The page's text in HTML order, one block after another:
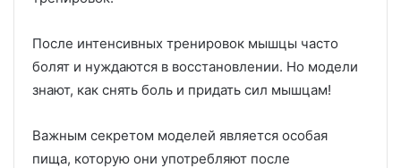
После интенсивных тренировок мышцы часто
болят и нуждаются в восстановлении. Но модели
знают, как снять боль и придать сил мышцам!
Важным секретом моделей является особая
пища, которую они употребляют после